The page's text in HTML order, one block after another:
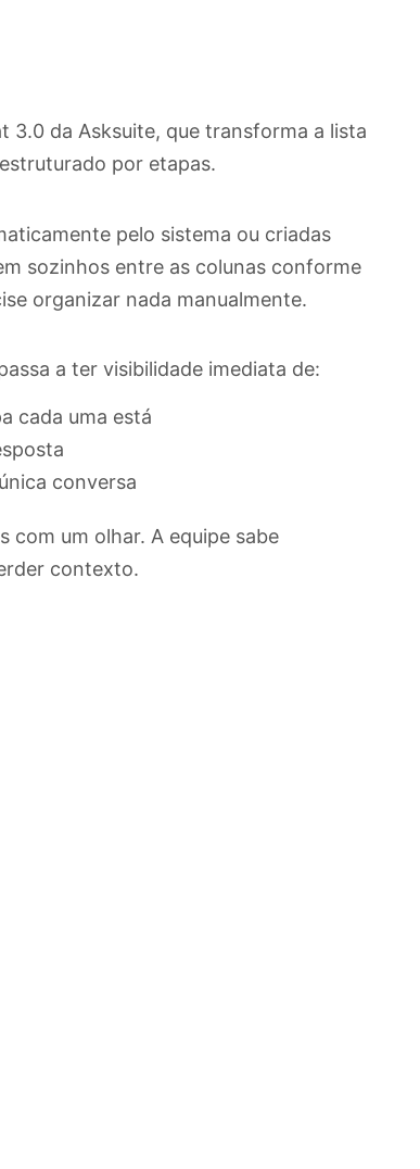
3.0 da Asksuite, que transforma a lista
por etapas.
pelo sistema ou criadas
sozinhos entre as colunas conforme
organizar nada manualmente.
a ter visibilidade imediata de:
cada uma está
conversa
com um olhar. A equipe sabe
contexto.